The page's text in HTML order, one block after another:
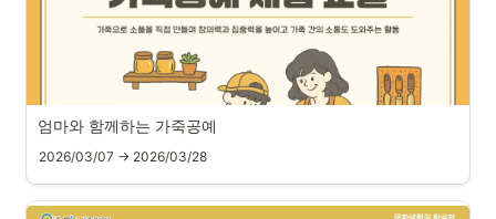
엄마와 함께하는 가죽공예
2026/03/07 → 2026/03/28